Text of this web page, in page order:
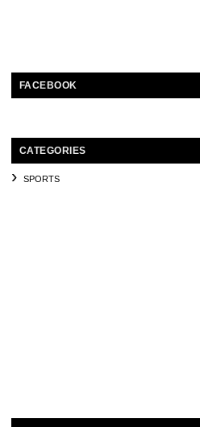
FACEBOOK
CATEGORIES
SPORTS